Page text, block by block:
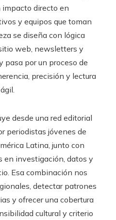
directo en
y equipos que toman
se diseña con lógica
web, newsletters y
por un proceso de
precisión y lectura
ágil.
desde una red editorial
periodistas jóvenes de
Latina, junto con
en investigación, datos y
Esa combinación nos
detectar patrones
y ofrecer una cobertura
cultural y criterio